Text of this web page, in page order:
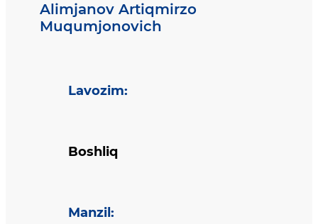
Alimjanov Artiqmirzo
Muqumjonovich
Lavozim:
Boshliq
Manzil :